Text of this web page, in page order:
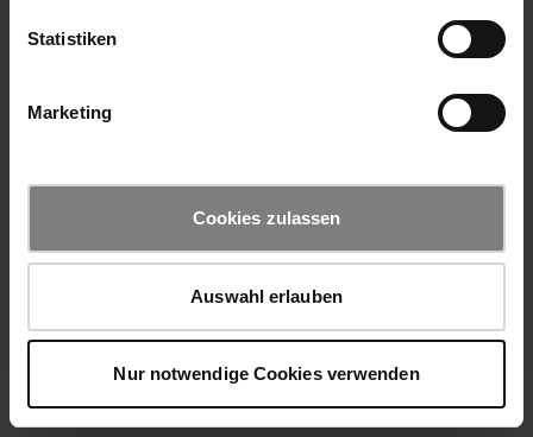
Statistiken
Marketing
Cookies zulassen
Auswahl erlauben
Nur notwendige Cookies verwenden